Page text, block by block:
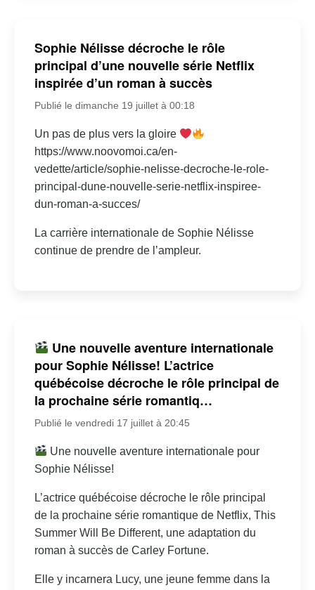
Sophie Nélisse décroche le rôle
principal d’une nouvelle série Netflix
inspirée d’un roman à succès
Publié le dimanche 19 juillet à 00:18
Un pas de plus vers la gloire
https://www.noovomoi.ca/en-
vedette/article/sophie-nelisse-decroche-le-role-
principal-dune-nouvelle-serie-netflix-inspiree-
dun-roman-a-succes/
La carrière internationale de Sophie Nélisse
continue de prendre de l’ampleur.
Une nouvelle aventure internationale
pour Sophie Nélisse! L’actrice
québécoise décroche le rôle principal de
la prochaine série romantiq…
Publié le vendredi 17 juillet à 20:45
Une nouvelle aventure internationale pour
Sophie Nélisse!
L’actrice québécoise décroche le rôle principal
de la prochaine série romantique de Netflix, This
Summer Will Be Different, une adaptation du
roman à succès de Carley Fortune.
Elle y incarnera Lucy, une jeune femme dans la